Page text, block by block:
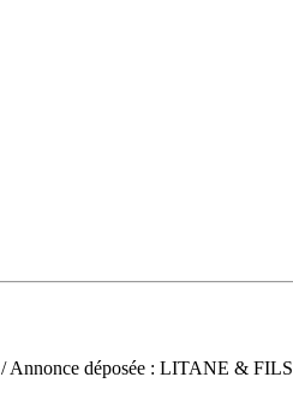
/ Annonce déposée : LITANE & FILS